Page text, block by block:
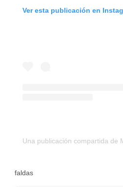
Ver esta publicación en
faldas